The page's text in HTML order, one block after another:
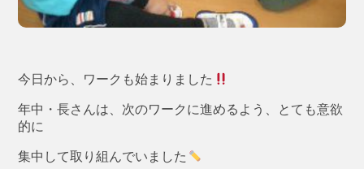
今日から、ワークも始まりました
年中・長さんは、次のワークに進めるよう、とても意欲
的に
集中して取り組んでいました